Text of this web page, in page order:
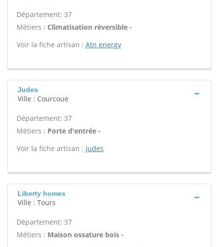
Département: 37
Métiers : Climatisation réversible -
Voir la fiche artisan : Atn energy
Judes
Ville : Courcoue
Département: 37
Métiers : Porte d'entrée -
Voir la fiche artisan : Judes
Liberty homes
Ville : Tours
Département: 37
Métiers : Maison ossature bois -